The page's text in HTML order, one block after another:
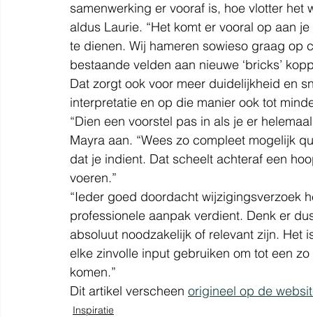
samenwerking er vooraf is, hoe vlotter
aldus Laurie. “Het komt er vooral op aan
te dienen. Wij hameren sowieso graag
bestaande velden aan nieuwe ‘bricks’
Dat zorgt ook voor meer duidelijkheid en
interpretatie en op die manier ook tot
“Dien een voorstel pas in als je er
Mayra aan. “Wees zo compleet mogelijk
dat je indient. Dat scheelt achteraf een
voeren.”
“Ieder goed doordacht wijzigingsverzoek
professionele aanpak verdient. Denk er
absoluut noodzakelijk of relevant zijn. Het
elke zinvolle input gebruiken om tot een
komen.”
Dit artikel verscheen origineel op de
Inspiratie